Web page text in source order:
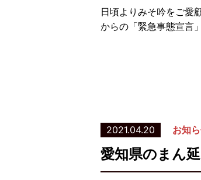
日頃よりみそ吟をご愛
からの「緊急事態宣言
2021.04.20 お知
愛知県のまん